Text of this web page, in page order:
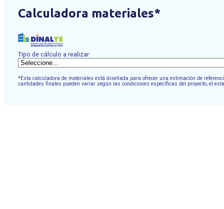
Calculadora materiales*
Tipo de cálculo a realizar:
*Esta calculadora de materiales está diseñada para ofrecer una estimación de
cantidades finales pueden variar según las condiciones específicas del proyecto, el